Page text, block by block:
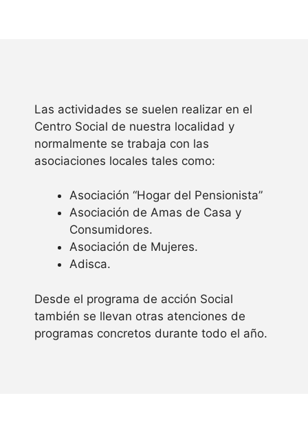
Las actividades se suelen realizar en el
Centro Social de nuestra localidad y
normalmente se trabaja con las
asociaciones locales tales como:
Asociación “Hogar del Pensionista”
Asociación de Amas de Casa y
Consumidores.
Asociación de Mujeres.
Adisca.
Desde el programa de acción Social
también se llevan otras atenciones de
programas concretos durante todo el año.